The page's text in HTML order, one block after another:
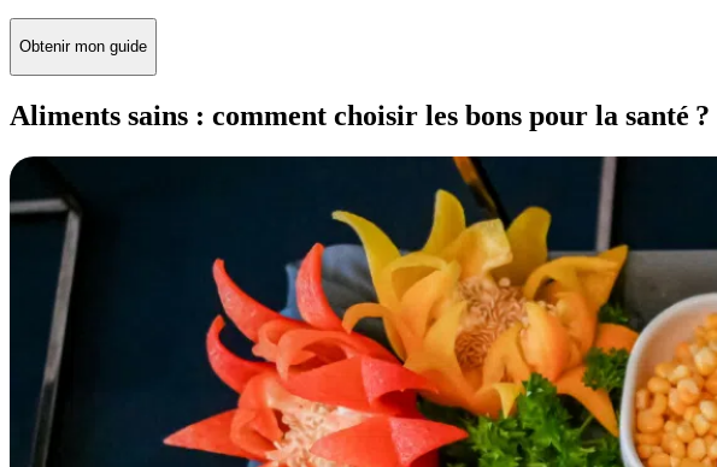
Obtenir mon guide
Aliments sains : comment choisir les bons pour la santé ?